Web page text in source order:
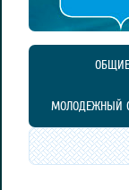
МОЛОДЕЖНЫЙ